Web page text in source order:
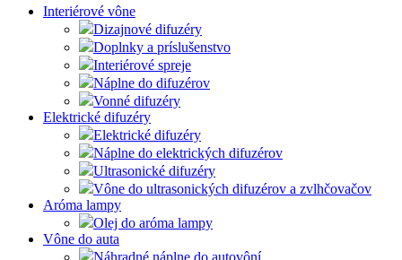
Interiérové vône
Dizajnové difuzéry
Doplnky a príslušenstvo
Interiérové spreje
Náplne do difuzérov
Vonné difuzéry
Elektrické difuzéry
Elektrické difuzéry
Náplne do elektrických difuzérov
Ultrasonické difuzéry
Vône do ultrasonických difuzérov a zvlhčovačov
Aróma lampy
Olej do aróma lampy
Vône do auta
Náhradné náplne do autovôní